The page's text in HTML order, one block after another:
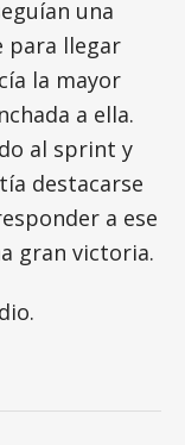
una
para llegar
la mayor
a ella.
al sprint y
destacarse
a ese
gran victoria.